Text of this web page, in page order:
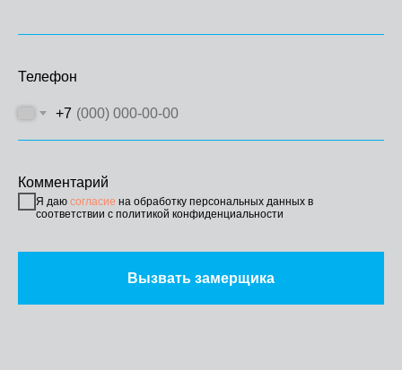
Телефон
+7
Комментарий
Я даю согласие на обработку персональных данных в
соответствии с политикой конфиденциальности
Вызвать замерщика